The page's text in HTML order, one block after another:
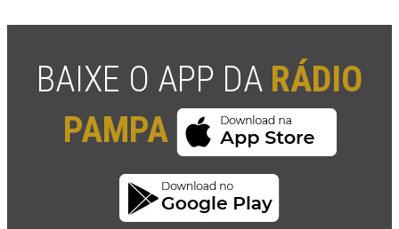
BAIXE O APP DA RÁDIO
PAMPA